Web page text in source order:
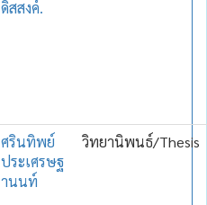
ดิสสงค์.
ศรินทิพย์
ประเศรษฐ
านนท์
วิทยานิพนธ์/Thesis